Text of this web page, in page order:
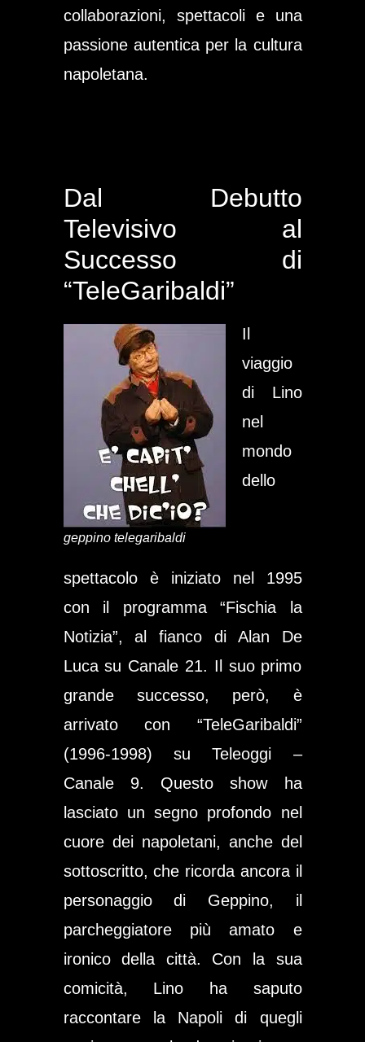
collaborazioni, spettacoli e una
passione autentica per la cultura
napoletana.
Dal Debutto
Televisivo al
Successo di
“TeleGaribaldi”
geppino telegaribaldi
Il
viaggio
di Lino
nel
mondo
dello
spettacolo è iniziato nel 1995
con il programma “Fischia la
Notizia”, al fianco di Alan De
Luca su Canale 21. Il suo primo
grande successo, però, è
arrivato con “TeleGaribaldi”
(1996-1998) su Teleoggi –
Canale 9. Questo show ha
lasciato un segno profondo nel
cuore dei napoletani, anche del
sottoscritto, che ricorda ancora il
personaggio di Geppino, il
parcheggiatore più amato e
ironico della città. Con la sua
comicità, Lino ha saputo
raccontare la Napoli di quegli